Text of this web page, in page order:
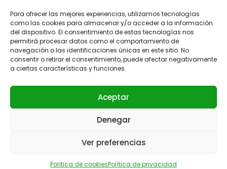
Para ofrecer las mejores experiencias, utilizamos tecnologías
como las cookies para almacenar y/o acceder a la información
del dispositivo. El consentimiento de estas tecnologías nos
permitirá procesar datos como el comportamiento de
navegación o las identificaciones únicas en este sitio. No
consentir o retirar el consentimiento, puede afectar negativamente
a ciertas características y funciones.
Aceptar
Denegar
Ver preferencias
Política de cookiesPolítica de privacidad
Administración de fincas en Palma
Política de privacidad
Política de cookies (UE)